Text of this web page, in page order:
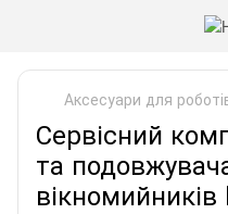
Аксесуари для
Сервісний
та